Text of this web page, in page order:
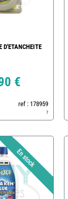
D'ETANCHEITE
€
ref : 178959
7